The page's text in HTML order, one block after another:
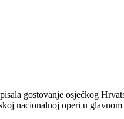
gostovanje osječkog
nacionalnoj operi u glavnom